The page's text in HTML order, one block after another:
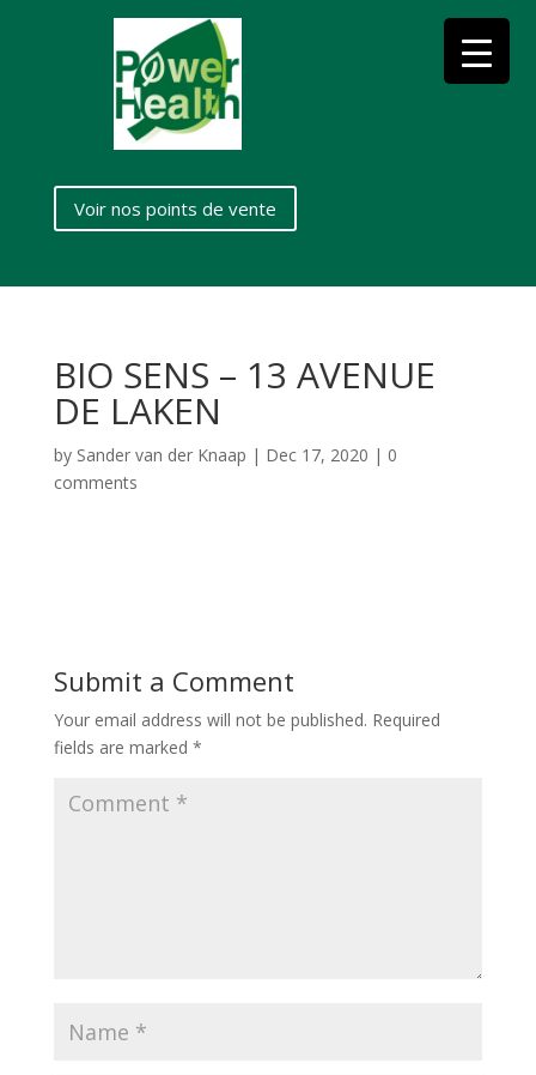
Voir nos points de vente
BIO SENS – 13 AVENUE
DE LAKEN
by Sander van der Knaap | Dec 17, 2020 | 0
comments
Submit a Comment
Your email address will not be published. Required
fields are marked *